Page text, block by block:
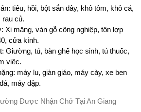
tiêu, hồi, bột sắn dây, khô tôm, khô cá,
rau củ.
Xi măng, ván gỗ công nghiệp, tôn lợp
cửa kính.
Giường, tủ, bàn ghế học sinh, tủ thuốc,
việc.
máy lu, giàn giáo, máy cày, xe ben
máy dập.